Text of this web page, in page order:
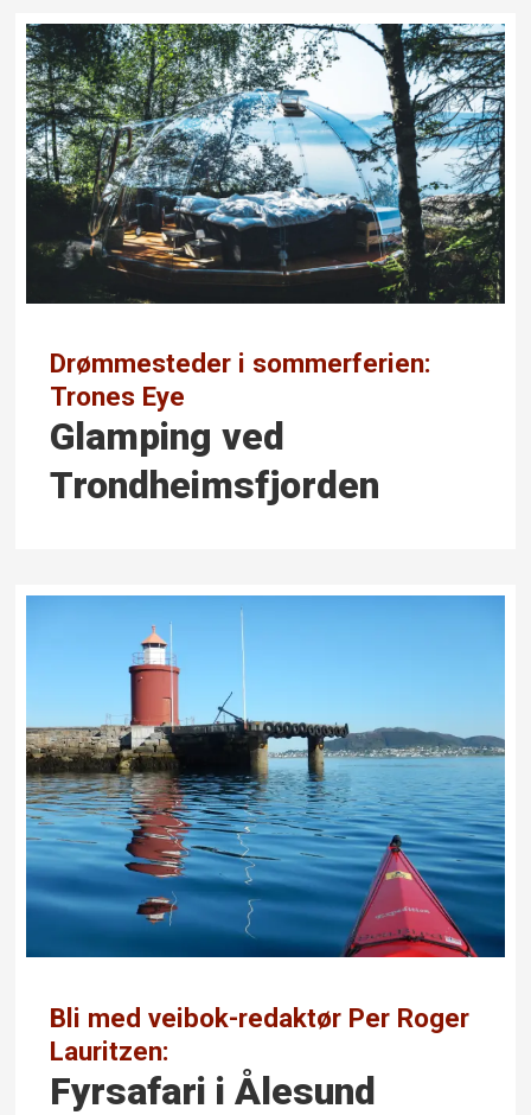
Drømmesteder i sommerferien:
Trones Eye
Glamping ved
Trondheimsfjorden
Bli med veibok-redaktør Per Roger
Lauritzen:
Fyrsafari i Ålesund